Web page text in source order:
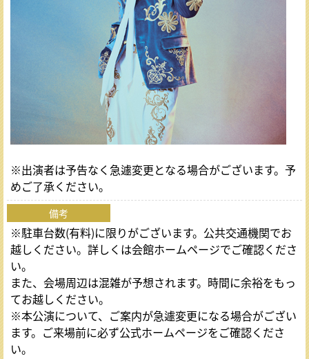
※出演者は予告なく急遽変更となる場合がございます。予
めご了承ください。
備考
※駐車台数(有料)に限りがございます。公共交通機関でお
越しください。詳しくは会館ホームページでご確認くださ
い。
また、会場周辺は混雑が予想されます。時間に余裕をもっ
てお越しください。
※本公演について、ご案内が急遽変更になる場合がござい
ます。ご来場前に必ず公式ホームページをご確認くださ
い。